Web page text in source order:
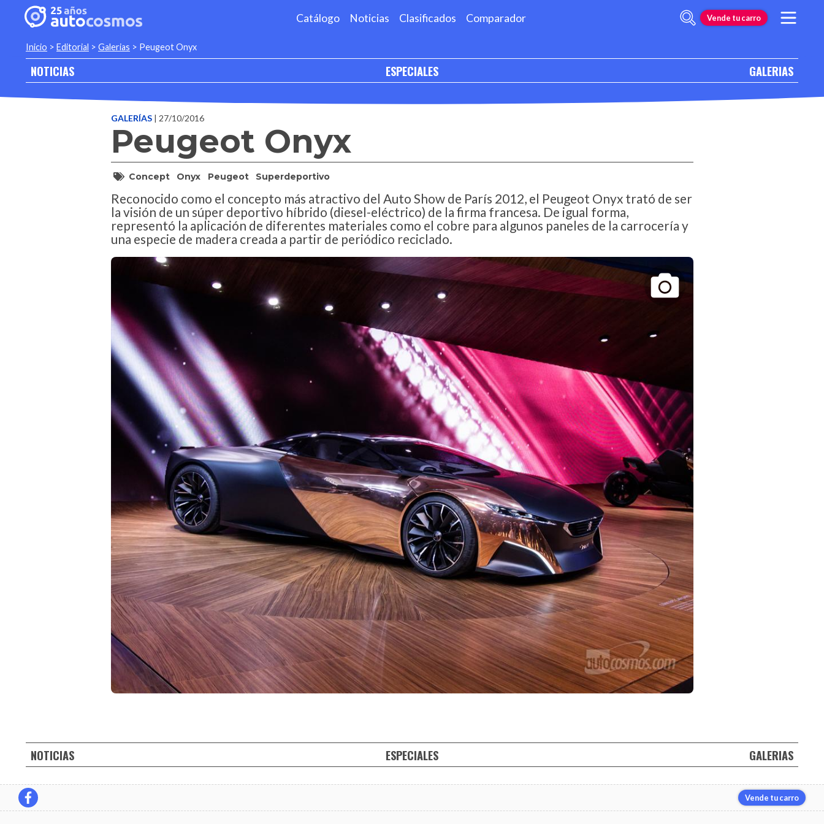
Catálogo Noticias Clasificados Comparador Vende tu carro
Inicio > Editorial > Galerias > Peugeot Onyx
NOTICIAS ESPECIALES GALERIAS
GALERÍAS | 27/10/2016
Peugeot Onyx
Concept Onyx Peugeot Superdeportivo
Reconocido como el concepto más atractivo del Auto Show de París 2012, el Peugeot Onyx trató de ser
la visión de un súper deportivo híbrido (diesel-eléctrico) de la firma francesa. De igual forma,
representó la aplicación de diferentes materiales como el cobre para algunos paneles de la carrocería y
una especie de madera creada a partir de periódico reciclado.
NOTICIAS ESPECIALES GALERIAS
Vende tu carro